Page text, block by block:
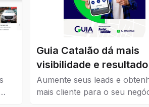
Guia Catalão dá mais
visibilidade e
seu negócio
Aumente seus leads e
mais cliente para o seu